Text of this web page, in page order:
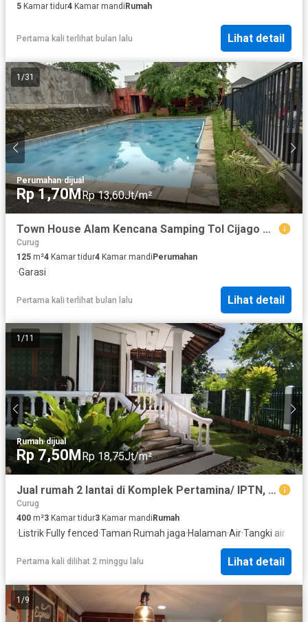
5 Kamar tidur4 Kamar mandi Rumah
Pertama kali terlihat bulan lalu Lihat detail
1 /31
Perumahan·dijual
Rp 1,70MRp 13,60Jt/m²
Town House Alam Kencana Samping Tol Cijago Depok
Curug
125 m²4 Kamar tidur4 Kamar mandiPerumahan
·Garasi
Pertama kali terlihat bulan lalu Lihat detail
1 /11
Rumah·dijual
Rp 7,50M Rp 18,75Jt/m²
Jual rumah 2 lantai di Komplek Pertamina/ IPTN, Harjamukti, Depok
Curug
400 m²3 Kamar tidur3 Kamar mandi Rumah
·Listrik·Fully fenced·Taman·Rumah jaga·Halaman·Air·Tangki air
Pertama kali dilihat 2 minggu lalu Lihat detail
1/9